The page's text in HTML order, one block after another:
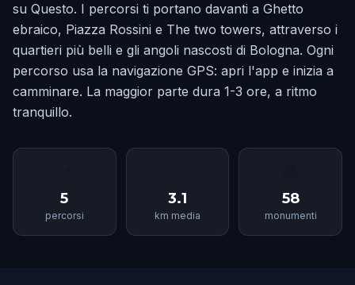
su Questo. I percorsi ti portano davanti a Ghetto
ebraico, Piazza Rossini e The two towers, attraverso i
quartieri più belli e gli angoli nascosti di Bologna. Ogni
percorso usa la navigazione GPS: apri l'app e inizia a
camminare. La maggior parte dura 1-3 ore, a ritmo
tranquillo.
5
percorsi
3.1
km media
58
monumenti